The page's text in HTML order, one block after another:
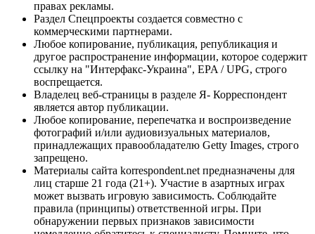
правах рекламы.
Раздел Спецпроекты создается совместно с
коммерческими партнерами.
Любое копирование, публикация, републикация и
другое распространение информации, которое содержит
ссылку на "Интерфакс-Украина", EPA / UPG, строго
воспрещается.
Владелец веб-страницы в разделе Я- Корреспондент
является автор публикации.
Любое копирование, перепечатка и воспроизведение
фотографий и/или аудиовизуальных материалов,
принадлежащих правообладателю Getty Images, строго
запрещено.
Материалы сайта korrespondent.net предназначены для
лиц старше 21 года (21+). Участие в азартных играх
может вызвать игровую зависимость. Соблюдайте
правила (принципы) ответственной игры. При
обнаружении первых признаков зависимости